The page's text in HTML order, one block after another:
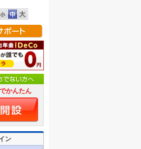
かんたん
ン